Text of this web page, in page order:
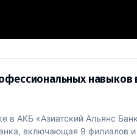
навыков
в АКБ «Азиатский Альянс
включающая 9 филиалов